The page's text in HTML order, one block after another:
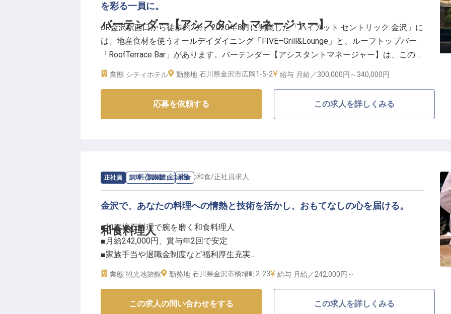
【働く環境のポイント】
・時間外勤務はほぼ発生しない想定です
・引っ越し補助10万円
※2026年07月09日時点の情報です
バーテンダー【アシスタントマネージャー】
を彩る一員に。
JR金沢駅西口から徒歩約2分。2020年8月に開業した「ハイアット セントリック 金沢」に
は、地産食材を使うオールデイダイニング「FIVE–Grill&Lounge」と、ルーフトップバー
「RoofTerrace Bar」があります。バーテンダー【アシスタントマネージャー】は、この
「RoofTerrace Bar」の運営を、マネージャーのサポート役として支えるポジションです。
カウンターでの接客・提供にとどまらず、バーの運営が効率的に進むようマネージャーを
補佐し、スタッフのマネジメントやトレーニングの提供にも関わります。「FIVEラウン
バーテンダーとしての実務経験に加え、マネジメント経験を積みたい方に向いているポジ
ションです。お酒への興味・知識をお持ちの方であれば、その関心を接客に活かしていた
だけます。
【働く環境のポイント】
・従業員食堂での昼食が無料
・ホテル内フィットネスジムを無料で利用可能
・3か月勤務後、国内外のハイアットホテルに無料で宿泊できる制度あり
※2026年07月09日時点の情報です
業態 シティホテル 勤務地 石川県金沢市広岡1-5-2 給与 月給／300,000円～ 340,000円
応募を依頼する この求人を詳しくみる
正社員 調理（調理師） 和食
和食料理人
求人情報：料亭旅館 金城樓の和食/正社員求人
金沢で、あなたの料理への情熱と技術を活かし、おもてなしの心を届ける。
■加賀懐石料理で腕を磨く和食料理人
■月給242,000円、賞与年2回で安定
■家族手当や退職金制度など福利厚生充実
■まかない食事付きで日々の食費も安心
金沢の美しい地で、加賀懐石料理の伝統を守り、お客様に感動をお届けする和食料理人を
業態 観光地旅館 勤務地 石川県金沢市橋場町2-23 給与 月給／242,000円～
この求人の問い合わせをする この求人を詳しくみる